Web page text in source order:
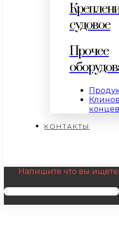
судовое
Прочее
КОНТАКТЫ
Напишите что вы